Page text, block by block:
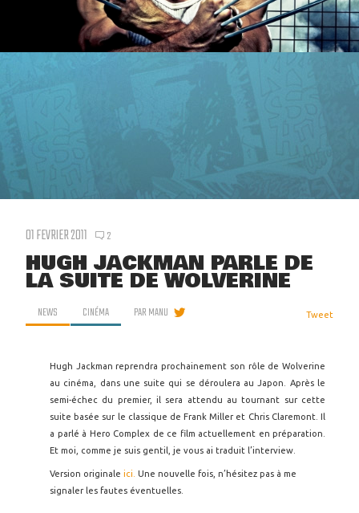
01 FEVRIER 2011 2
HUGH JACKMAN PARLE DE
LA SUITE DE WOLVERINE
NEWS CINÉMA PARMANU Tweet
Hugh Jackman reprendra prochainement son rôle de Wolverine
au cinéma, dans une suite qui se déroulera au Japon. Après le
semi-échec du premier, il sera attendu au tournant sur cette
suite basée sur le classique de Frank Miller et Chris Claremont. Il
a parlé à Hero Complex de ce film actuellement en préparation.
Et moi, comme je suis gentil, je vous ai traduit l’interview.
Version originale ici. Une nouvelle fois, n’hésitez pas à me
signaler les fautes éventuelles.